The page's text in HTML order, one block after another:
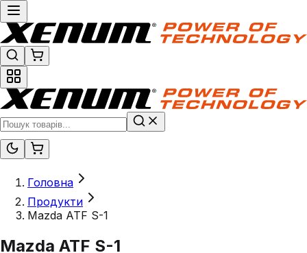
Головна
Продукти
Mazda ATF S-1
Mazda ATF S-1